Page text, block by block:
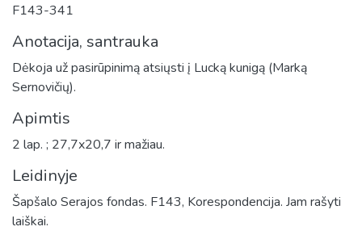
F143-341
Anotacija, santrauka
Dėkoja už pasirūpinimą atsiųsti į Lucką kunigą (Marką
Sernovičių).
Apimtis
2 lap. ; 27,7x20,7 ir mažiau.
Leidinyje
Šapšalo Serajos fondas. F143, Korespondencija. Jam rašyti
laiškai.